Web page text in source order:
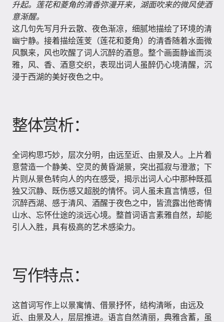
升起。莲花和菱角的清香弥漫开来，湖面吹来的微风使酒
意渐醒。
这几句先写月升云散、夜色渐凉，细腻地描绘了环境的清
幽宁静。接着描绘莲芰（莲花和菱角）的清香随着水面微
风飘来，风也吹醒了词人沉醉的酒意。整个画面静谧而淡
雅，风、香、酒意交织，表现出词人虽醉仍心境清醒，沉
浸于西湖的美好夜色之中。
整体赏析：
全词构思巧妙，层次分明，由远至近、由景及人。上片着
意营造一个静美、空灵的黄昏湖景，突出孤寂与澄澈；下
片则从景色转向人的内在感受，揭示出词人心中那种既孤
独又沉静、既伤感又超脱的情怀。词人虽未直言情感，但
沉醉西湖、感于清风、酒醒于夜色之中，皆流露出他寄情
山水、忘怀仕途的淡远心境。整首词语言素雅自然，却能
引人入胜，具有极高的艺术感染力。
写作特点：
这首词写作上以景寓情、借景抒怀，结构清晰，由远及
近、由景及人，层层推进。语言自然清丽，典雅含蓄，虽